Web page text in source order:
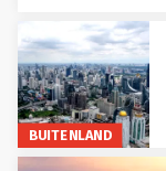
BUITENLAND